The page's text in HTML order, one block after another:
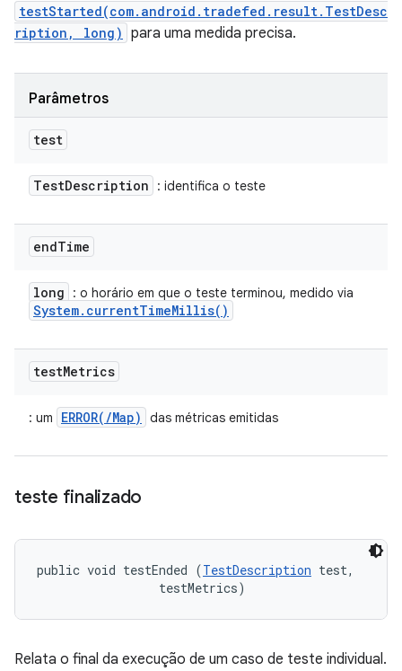
testStarted(com.android.tradefed.result.TestDesc
ription, long) para uma medida precisa.
Parâmetros
test
TestDescription : identifica o teste
endTime
long : o horário em que o teste terminou, medido via
System. currentTimeMillis( )
testMetrics
: um ERROR(/Map) das métricas emitidas
teste finalizado
public void testEnded (TestDescription test,
testMetrics)
Relata o final da execução de um caso de teste individual.